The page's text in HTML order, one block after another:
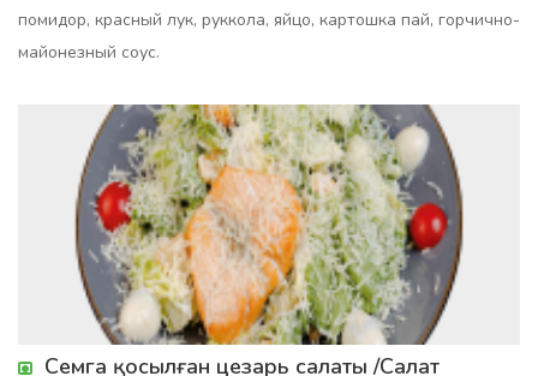
помидор, красный лук, руккола, яйцо, картошка пай, горчично-
майонезный соус.
Семга қосылған цезарь салаты /Салат